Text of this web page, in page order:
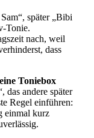
später „Bibi
Tonie.
nach, weil
dass
Toniebox
das andere später
Regel einführen:
einmal kurz